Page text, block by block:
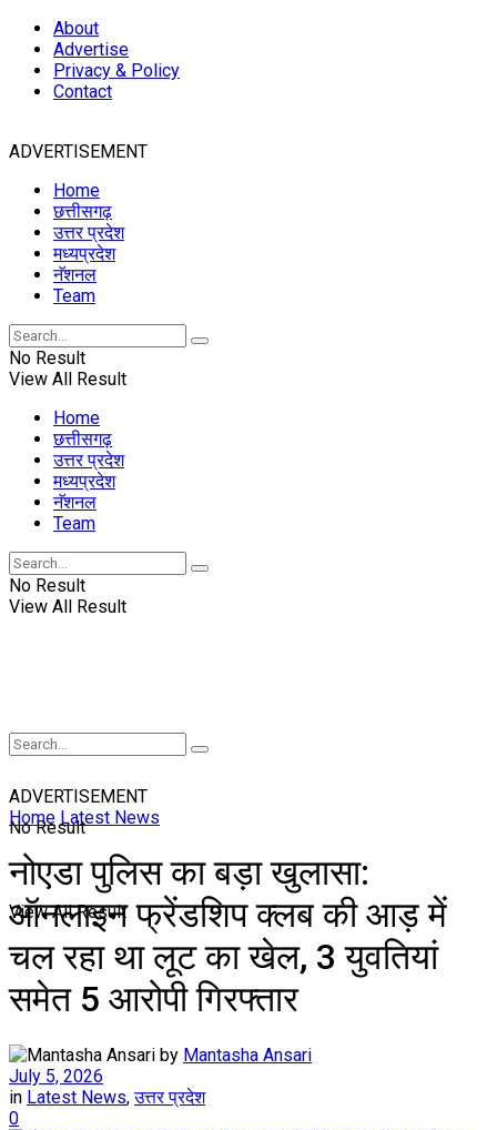
About
Advertise
Privacy & Policy
Contact
ADVERTISEMENT
Home
छत्तीसगढ़
उत्तर प्रदेश
मध्यप्रदेश
नॅशनल
Team
No Result
View All Result
Home
छत्तीसगढ़
उत्तर प्रदेश
मध्यप्रदेश
नॅशनल
Team
No Result
View All Result
No Result
View All Result
ADVERTISEMENT
Home Latest News
नोएडा पुलिस का बड़ा खुलासा:
ऑनलाइन फ्रेंडशिप क्लब की आड़ में
चल रहा था लूट का खेल, 3 युवतियां
समेत 5 आरोपी गिरफ्तार
by Mantasha Ansari
July 5, 2026
in Latest News,उत्तर प्रदेश
0